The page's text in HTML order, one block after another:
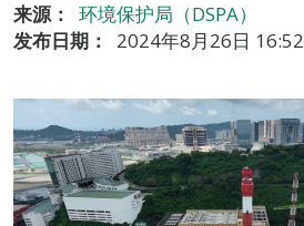
来源：
环境保护局（DSPA）
发布日期：
2024年8月26日 16:52